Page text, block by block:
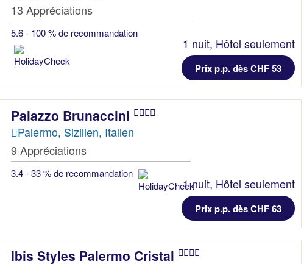
13 Appréciations
5.6 - 100 % de recommandation
1 nuit, Hôtel seulement
Prix p.p. dès CHF 53
Palazzo Brunaccini
Palermo, Sizilien, Italien
9 Appréciations
3.4 - 33 % de recommandation
1 nuit, Hôtel seulement
Prix p.p. dès CHF 63
Ibis Styles Palermo Cristal